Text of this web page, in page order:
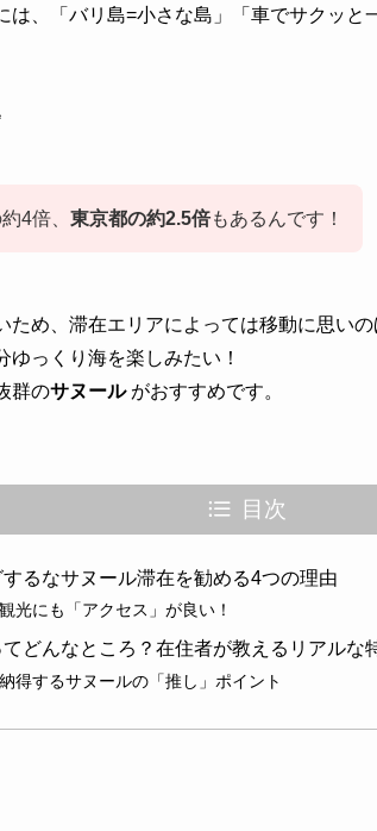
は、「バリ島=小さな島」「車でサクッと
4倍、 東京都の約2.5倍もあるんです！
ため、滞在エリアによっては移動に思い
っくり海を楽しみたい！
群のサヌールがおすすめです。
目次
るなサヌール滞在を勧める4つの理由
光にも「アクセス」が良い！
どんなところ？在住者が教えるリアルな
得するサヌールの「推し」ポイント